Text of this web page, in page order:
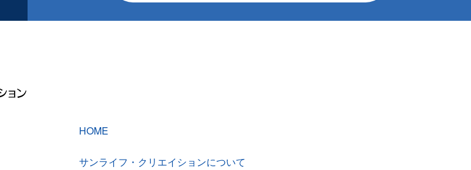
HOME
サンライフ・クリエイションについて